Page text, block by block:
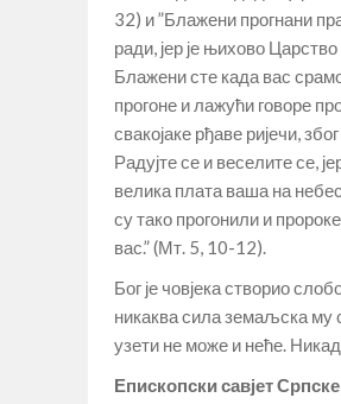
32) и ”Блажени прогнани
ради, јер је њихово
Блажени сте када вас
прогоне и лажући говоре
свакојаке рђаве ријечи,
Радујте се и веселите се,
велика плата ваша на
су тако прогонили и
вас.” (Мт. 5, 10-12).
Бог је човјека створио
никаква сила земаљска му
узети не може и неће. Никад
Епископски савјет Српске